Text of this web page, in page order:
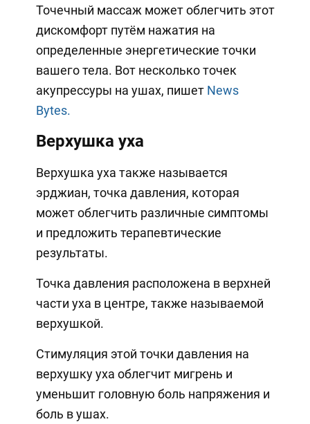
Точечный массаж может облегчить этот
дискомфорт путём нажатия на
определенные энергетические точки
вашего тела. Вот несколько точек
акупрессуры на ушах, пишет News
Bytes.
Верхушка уха
Верхушка уха также называется
эрджиан, точка давления, которая
может облегчить различные симптомы
и предложить терапевтические
результаты.
Точка давления расположена в верхней
части уха в центре, также называемой
верхушкой.
Стимуляция этой точки давления на
верхушку уха облегчит мигрень и
уменьшит головную боль напряжения и
боль в ушах.